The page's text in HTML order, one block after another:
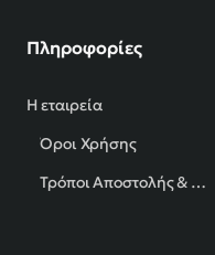
Πληροφορίες
Η εταιρεία
Όροι Χρήσης
Τρόποι Αποστολής & Πληρωμής